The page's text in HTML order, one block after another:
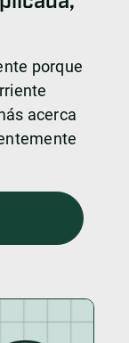
porque
acerca